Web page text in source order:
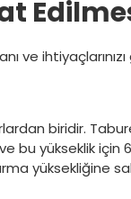
ve
biridir.
bu yükseklik
yüksekliğine